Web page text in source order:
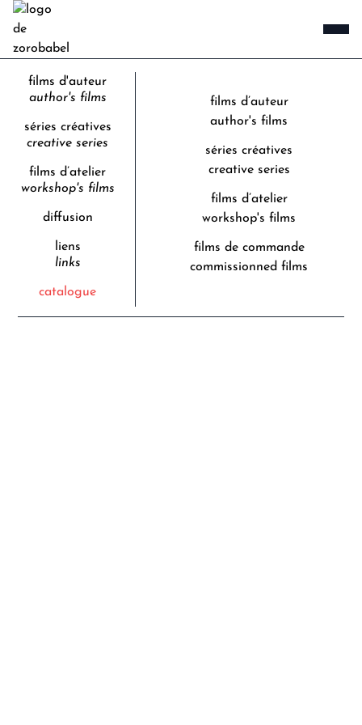
films d'auteur
author's films
séries créatives
creative series
films d’atelier
workshop's films
diffusion
liens
links
catalogue
films d’auteur
author's films
séries créatives
creative series
films d’atelier
workshop's films
films de commande
commissionned films